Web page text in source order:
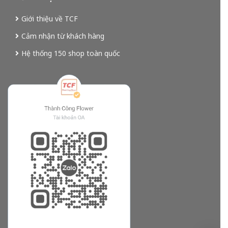
Giới thiệu về TCF
Cảm nhận từ khách hàng
Hệ thống 150 shop toàn quốc